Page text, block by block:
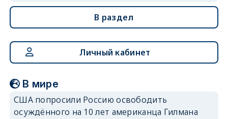
В раздел
Личный кабинет
В мире
США попросили Россию освободить
осуждённого на 10 лет американца Гилмана